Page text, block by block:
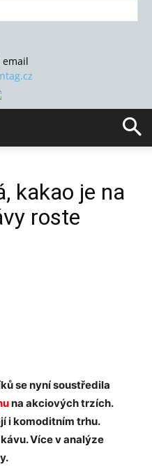
email
kakao je na
roste
se nyní soustředila
na akciových trzích.
i komoditním trhu.
Více v analýze